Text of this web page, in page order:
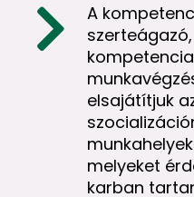
A
elsajátítjuk
melyeket
karban